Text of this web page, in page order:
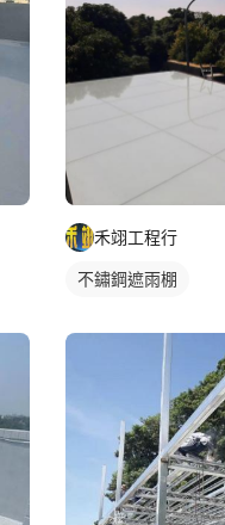
禾翊工程行
不鏽鋼遮雨棚